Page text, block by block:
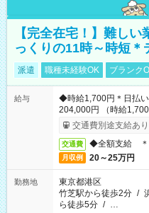
【完全在宅！】難し
っくりの11時～時短＊
派遣 職種未経験OK ブランク
給与
◆時給1,700円＊日払
204,000円 （時給
交通費別途支給あり
交通費 ◆全額支給 ＊
月収例 20～25万円
勤務地
東京都港区
竹芝駅から徒歩2分 /
ら徒歩5分 / …